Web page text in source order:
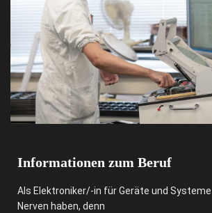
Informationen zum Beruf
Als Elektroniker/-in für Geräte und
Nerven haben, denn